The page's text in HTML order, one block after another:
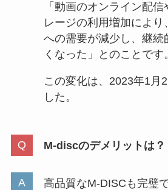
「動画のオンライン配
レージの利用増加により
への需要が減少し、継続
くなった」とのことです。
この変化は、2023年1月
した。
M-discのデメリットは？
高品質なM-DISCも完璧